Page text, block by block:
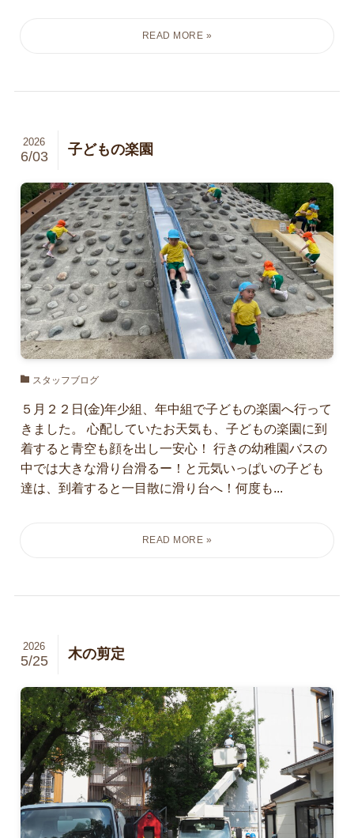
子どもの楽園
2026
6/03
スタッフブログ
５月２２日(金)年少組、年中組で子どもの楽園へ行って
きました。 心配していたお天気も、子どもの楽園に到
着すると青空も顔を出し一安心！ 行きの幼稚園バスの
中では大きな滑り台滑るー！と元気いっぱいの子ども
達は、到着すると一目散に滑り台へ！何度も...
木の剪定
2026
5/25